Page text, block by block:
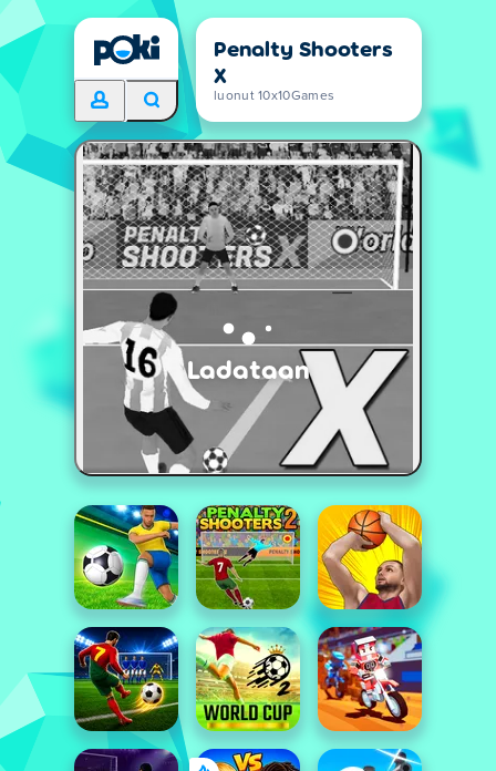
Penalty Shooters
X
luonut 10x10Games
Ladataan